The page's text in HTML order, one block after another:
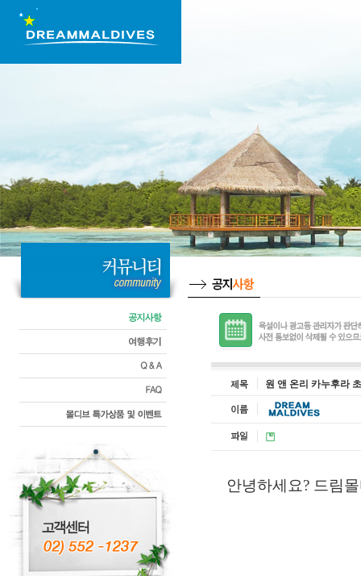
원 앤 온리 카누후라
안녕하세요? 드림